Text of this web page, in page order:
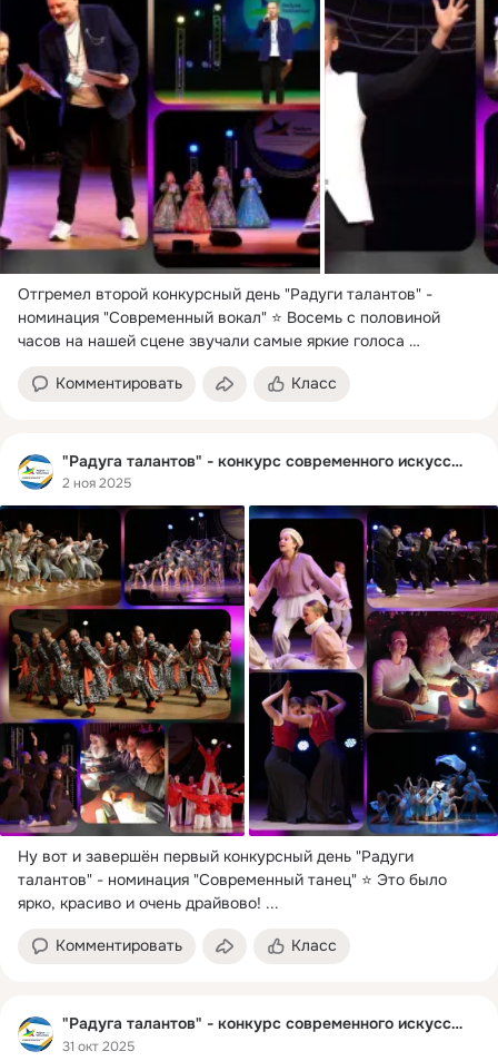
Отгремел второй конкурсный день "Радуги талантов" -
номинация "Современный вокал" ⭐ Восемь с половиной
часов на нашей сцене звучали самые яркие голоса
Комментировать
Класс
"Радуга талантов" - конкурс современного искусства
2 ноя 2025
Ну вот и завершён первый конкурсный день "Радуги
талантов" - номинация "Современный танец" ⭐ Это было
ярко, красиво и очень драйвово! ...
Комментировать Класс
"Радуга талантов" - конкурс современного искусства
31 окт 2025